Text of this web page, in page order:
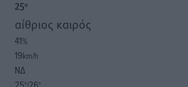
25°
αίθριος καιρός
41%
19km/h
ΝΔ